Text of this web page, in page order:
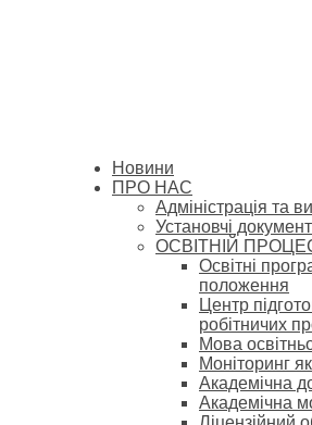
Новини
ПРО НАС
Адміністрація та
Установчі
ОСВІТНІЙ
Освітні
положення
Центр
робітничих
Мова
Моніторинг
Академічна
Академічна